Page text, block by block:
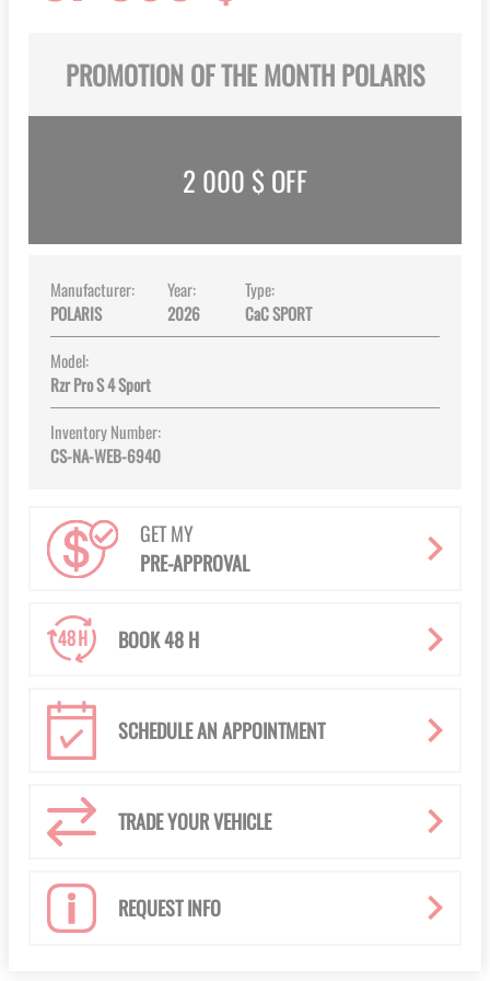
PROMOTION OF THE MONTH POLARIS
2 000 $ OFF
Manufacturer:
POLARIS
Year:
2026
Type:
CaC SPORT
Model:
Rzr Pro S 4 Sport
Inventory Number:
CS-NA-WEB-6940
GET MY
PRE-APPROVAL
BOOK 48 H
SCHEDULE AN APPOINTMENT
TRADE YOUR VEHICLE
REQUEST INFO